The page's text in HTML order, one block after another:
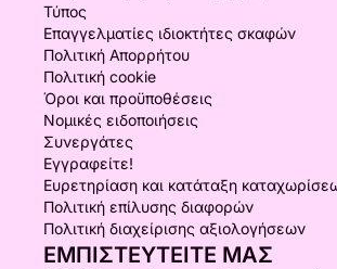
Τύπος
Επαγγελματίες ιδιοκτήτες σκαφών
Πολιτική Απορρήτου
Πολιτική cookie
Όροι και προϋποθέσεις
Νομικές ειδοποιήσεις
Συνεργάτες
Εγγραφείτε!
Ευρετηρίαση και κατάταξη
Πολιτική επίλυσης διαφορών
Πολιτική διαχείρισης αξιολογήσεων
ΕΜΠΙΣΤΕΥΤΕΊΤΕ ΜΑΣ